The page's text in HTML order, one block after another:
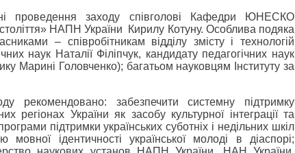
проведення заходу співголові Кафедри ЮНЕСКО
НАПН України Кирилу Котуну. Особлива подяка
– співробітникам відділу змісту і технологій
наук Наталії Філіпчук, кандидату педагогічних наук
Марині Головченко); багатьом науковцям Інституту за
рекомендовано: забезпечити системну підтримку
регіонах України як засобу культурної інтеграції та
підтримки українських суботніх і недільних шкіл
ідентичності української молоді в діаспорі;